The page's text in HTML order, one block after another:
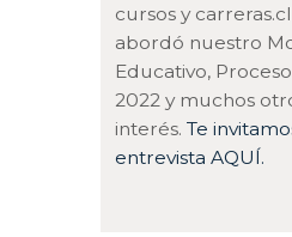
cursos y
abordó nuestro
Educativo,
2022 y muchos
interés.Te
entrevista AQUÍ.